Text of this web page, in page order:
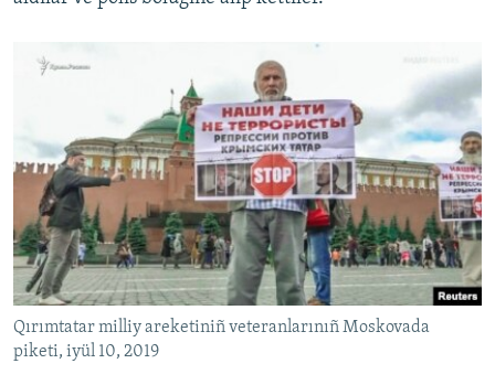
Qırımtatar milliy areketiniñ veteranlarınıñ Moskovada
piketi, iyül 10, 2019